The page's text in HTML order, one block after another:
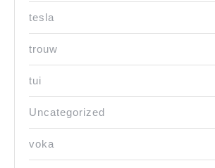
tesla
trouw
tui
Uncategorized
voka